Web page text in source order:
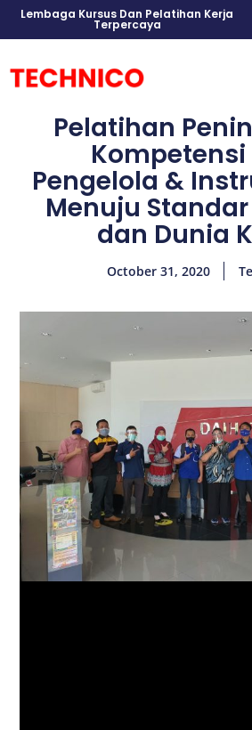
Lembaga Kursus Dan Pelatihan Kerja
Terpercaya
Pelatihan
Kompetensi
Pengelola &
Menuju
dan Dunia
October 31, 2020